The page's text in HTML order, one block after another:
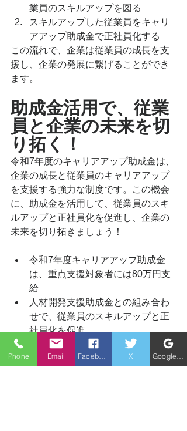
業員のスキルアップを図る
スキルアップした従業員をキャリ
アアップ助成金で正社員化する
この流れで、企業は従業員の成長を支
援し、企業の発展に繋げることができ
ます。
助成金活用で、従業
員と企業の未来を切
り拓く！
令和7年度のキャリアアップ助成金は、
企業の成長と従業員のキャリアアップ
を支援する強力な制度です。この機会
に、助成金を活用して、従業員のスキ
ルアップと正社員化を促進し、企業の
未来を切り拓きましょう！
令和7年度キャリアアップ助成金
は、重点支援対象者には80万円支
給
人材開発支援助成金との組み合わ
せで、従業員のスキルアップと正
社員化を促進
助成金を活用して、従業員と企業
の未来を切り拓こう！
Phone Email X